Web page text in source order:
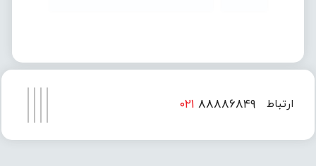
ارتباط ۰۲۱ ۸۸۸۸۶۸۴۹